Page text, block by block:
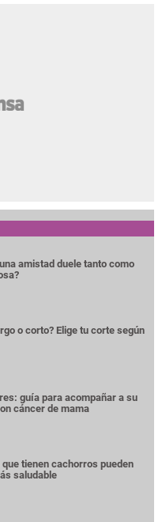
amistad duele tanto como
o corto? Elige tu corte según
guía para acompañar a su
cáncer de mama
tienen cachorros pueden
saludable